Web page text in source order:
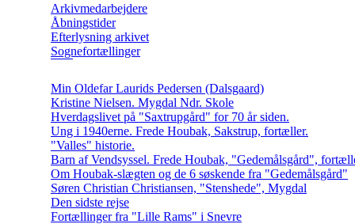
Arkivmedarbejdere
Åbningstider
Efterlysning arkivet
Sognefortællinger
Min Oldefar Laurids Pedersen (Dalsgaard)
Kristine Nielsen. Mygdal Ndr. Skole
Hverdagslivet på "Saxtrupgård" for 70 år siden.
Ung i 1940erne. Frede Houbak, Sakstrup, fortæller.
"Valles" historie.
Barn af Vendsyssel. Frede Houbak, "Gedemålsgård",
Om Houbak-slægten og de 6 søskende fra "Gedemålsgård"
Søren Christian Christiansen, "Stenshede", Mygdal
Den sidste rejse
Fortællinger fra "Lille Rams" i Snevre